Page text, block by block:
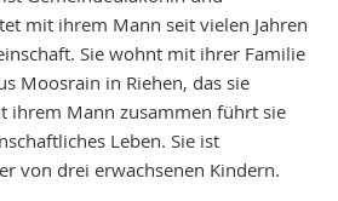
mit ihrem Mann seit vielen Jahren
Sie wohnt mit ihrer Familie
Moosrain in Riehen, das sie
ihrem Mann zusammen führt sie
Leben. Sie ist
von drei erwachsenen Kindern.